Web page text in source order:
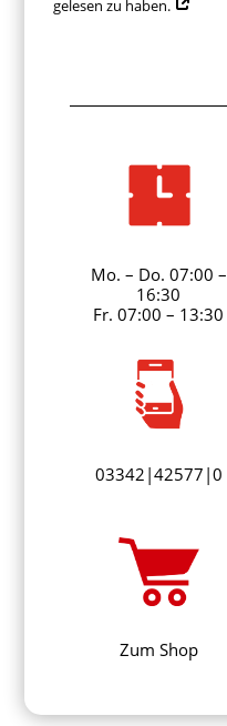
gelesen zu haben.
Mo. – Do. 07:00 –
16:30
Fr. 07:00 – 13:30
03342|42577|0
Zum Shop